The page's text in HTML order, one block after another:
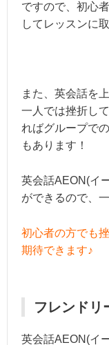
ですので、初心
してレッスンに
また、英会話を
一人では挫折し
ればグループで
もあります！
英会話AEON(イ
ができるので、
初心者の方でも
期待できます♪
フレンドリ
英会話AEON(イ